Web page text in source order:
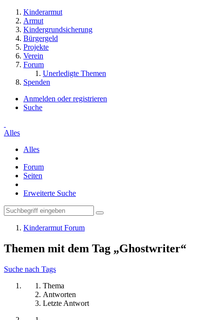
Kinderarmut
Armut
Kindergrundsicherung
Bürgergeld
Projekte
Verein
Forum
Unerledigte Themen
Spenden
Anmelden oder registrieren
Suche
Alles
Alles
Forum
Seiten
Erweiterte Suche
Kinderarmut Forum
Themen mit dem Tag „Ghostwriter“
Suche nach Tags
Thema
Antworten
Letzte Antwort